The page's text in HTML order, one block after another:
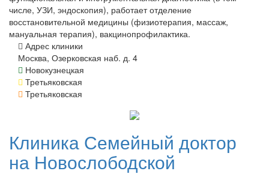
числе, УЗИ, эндоскопия), работает отделение
восстановительной медицины (физиотерапия, массаж,
мануальная терапия), вакцинопрофилактика.
Адрес клиники
Москва, Озерковская наб. д. 4
Новокузнецкая
Третьяковская
Третьяковская
Клиника Семейный доктор
на Новослободской